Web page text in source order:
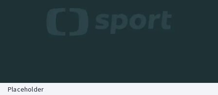
Biatlon
Aplikace ČT sport
Placeholder